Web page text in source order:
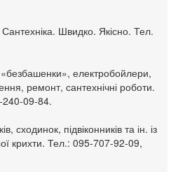
Швидко. Якісно. Тел.
електробойлери,
ремонт, сантехнічні роботи.
09-84.
сходинок, підвіконників та ін. із
крихти. Тел.: 095-707-92-09,